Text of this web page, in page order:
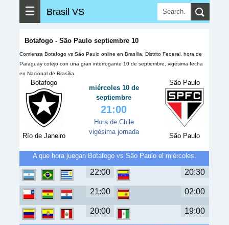
☰ Brasil VS
Botafogo - São Paulo septiembre 10
Comienza Botafogo vs São Paulo online en Brasília, Distrito Federal, hora de
Paraguay cotejo con una gran interrogante 10 de septiembre, vigésima fecha
en Nacional de Brasília
Botafogo
Río de Janeiro
miércoles 10 de
septiembre
21:00
Hora de Chile
vigésima jornada
São Paulo
São Paulo
A que hora juegan Botafogo vs São Paulo el miércoles.
22:00 20:30
21:00 02:00
20:00 19:00